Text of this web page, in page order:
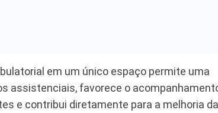
em um único espaço permite uma
assistenciais, favorece o
e contribui diretamente para a melhoria da